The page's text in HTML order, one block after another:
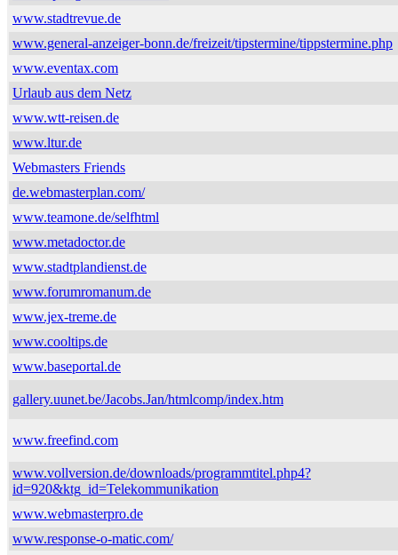
www.stadtrevue.de
www.general-anzeiger-bonn.de/freizeit/tipstermine/tippstermine.php
www.eventax.com
Urlaub aus dem Netz
www.wtt-reisen.de
www.ltur.de
Webmasters Friends
de.webmasterplan.com/
www.teamone.de/selfhtml
www.metadoctor.de
www.stadtplandienst.de
www.forumromanum.de
www.jex-treme.de
www.cooltips.de
www.baseportal.de
gallery.uunet.be/Jacobs.Jan/htmlcomp/index.htm
www.freefind.com
www.vollversion.de/downloads/programmtitel.php4?
id=920&ktg_id=Telekommunikation
www.webmasterpro.de
www.response-o-matic.com/